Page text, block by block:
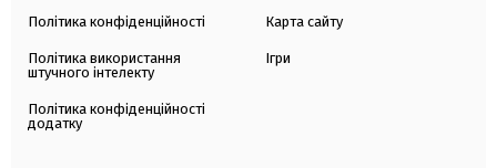
Політика конфіденційності
Політика використання
штучного інтелекту
Політика конфіденційності
додатку
Карта сайту
Ігри